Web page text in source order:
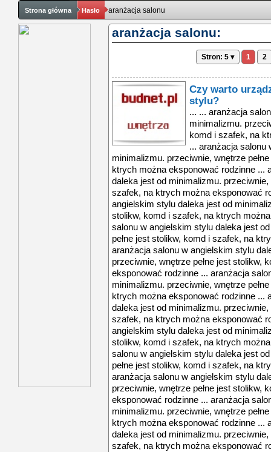
Strona główna Hasło aranżacja salonu
aranżacja salonu:
Stron: 5 ▾ 1 2
Czy warto
stylu?
... ... aranżacja
minimalizmu.
komd i szafek, na
... aranżacja salonu
minimalizmu. przeciwnie, wnętrze
ktrych można eksponować rodzinne ...
daleka jest od minimalizmu.
szafek, na ktrych można eksponować
angielskim stylu daleka jest od
stolikw, komd i szafek, na ktrych
salonu w angielskim stylu daleka jest
pełne jest stolikw, komd i szafek, na
aranżacja salonu w angielskim stylu
przeciwnie, wnętrze pełne jest stolikw,
eksponować rodzinne ... aranżacja
minimalizmu. przeciwnie, wnętrze
ktrych można eksponować rodzinne ...
daleka jest od minimalizmu.
szafek, na ktrych można eksponować
angielskim stylu daleka jest od
stolikw, komd i szafek, na ktrych
salonu w angielskim stylu daleka jest
pełne jest stolikw, komd i szafek, na
aranżacja salonu w angielskim stylu
przeciwnie, wnętrze pełne jest stolikw,
eksponować rodzinne ... aranżacja
minimalizmu. przeciwnie, wnętrze
ktrych można eksponować rodzinne ...
daleka jest od minimalizmu.
szafek, na ktrych można eksponować